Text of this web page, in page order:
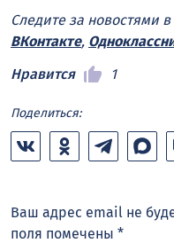
Следите за новостями
ВКонтакте,
Нравится
1
Поделиться:
Ваш адрес email не
поля помечены *